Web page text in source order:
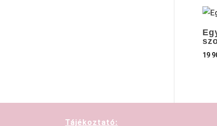
19
Tájékoztató: